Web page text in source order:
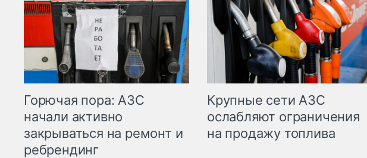
Горючая пора: АЗС
начали активно
закрываться на ремонт и
ребрендинг
Крупные сети АЗС
ослабляют ограничения
на продажу топлива